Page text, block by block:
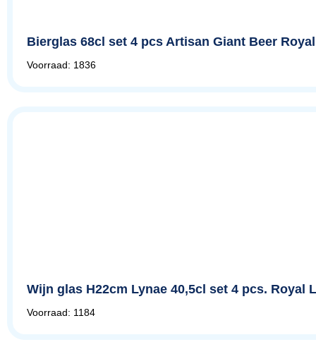
Bierglas 68cl set 4 pcs Artisan Giant Beer
Voorraad: 1836
Wijn glas H22cm Lynae 40,5cl set 4 pcs. Royal
Voorraad: 1184